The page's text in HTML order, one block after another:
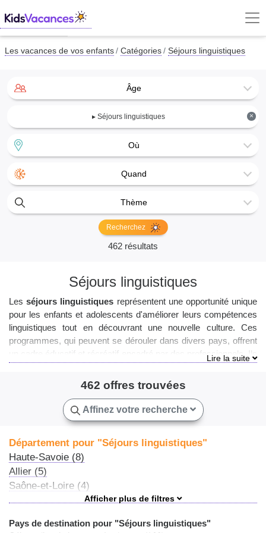
Les vacances de vos enfants Catégories Séjours linguistiques
Âge
×
▸ Séjours linguistiques
Où
Quand
Thème
Recherchez
462 résultats
Séjours linguistiques
Lesséjours linguistiques représentent une opportunité unique
pour les enfants et adolescents d'améliorer leurs compétences
linguistiques tout en découvrant une nouvelle culture. Ces
programmes, qui peuvent se dérouler dans divers pays, offrent
un cadre éducatif et récréatif encadré par des professionnels. Ils
langue qu'ils souhaitent apprendre, tout en participant à des
sécurité et de l'encadrement est primordiale, assurant ainsi une
expérience riche et sans souci pour les parents. Que ce soit
période plus étendue, les séjours linguistiques combinent
apprentissage et divertissement, et sont souvent proposés par
des organismes reconnus qui garantissent le bien-être des
participants. Pour en savoir plus sur le concept des séjours
linguistiques, vous pouvez consulter la page Wikipedia dédiée
462 offres trouvées
Affinez votre recherche
Département pour "Séjours linguistiques"
Haute-Savoie (8)
Allier (5)
Saône-et-Loire (4)
Haute-Garonne (4)
Ille-et-Vilaine (3)
Pays de destination pour "Séjours linguistiques"